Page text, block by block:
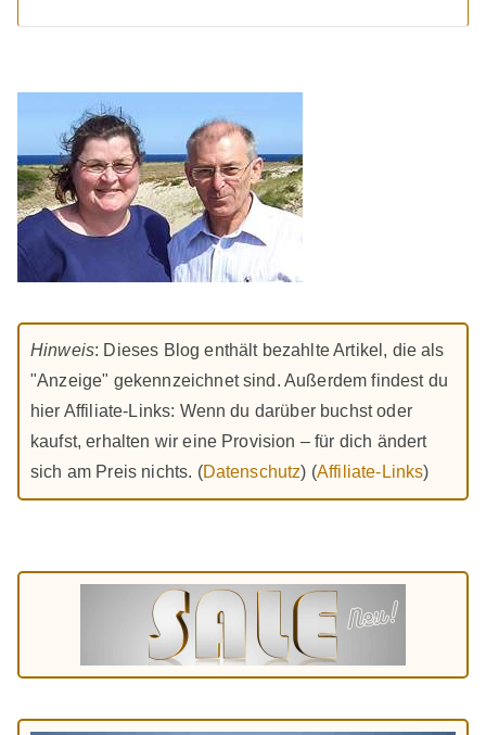
Hinweis: Dieses Blog enthält bezahlte Artikel, die als
"Anzeige" gekennzeichnet sind. Außerdem findest du
hier Affiliate-Links: Wenn du darüber buchst oder
kaufst, erhalten wir eine Provision – für dich ändert
sich am Preis nichts. (Datenschutz) (Affiliate-Links)